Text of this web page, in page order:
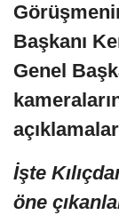
Başkanı
Genel
İşte
öne